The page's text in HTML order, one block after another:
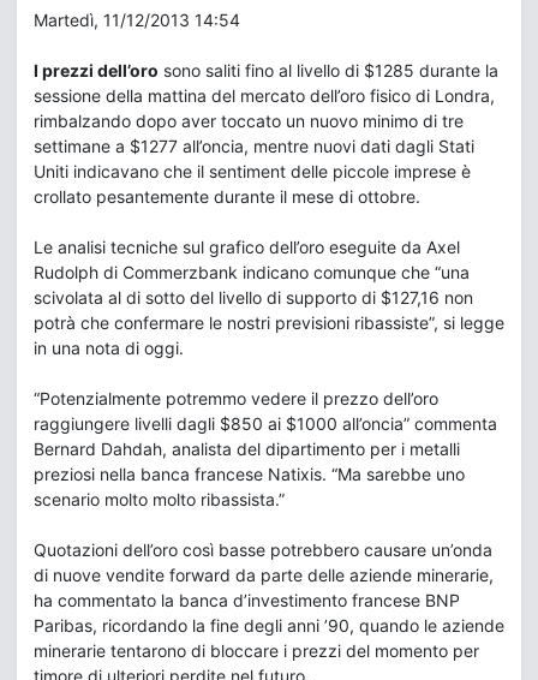
Martedì, 11/12/2013 14:54
I prezzi dell’oro sono saliti fino al livello di $1285 durante la
sessione della mattina del mercato dell’oro fisico di Londra,
rimbalzando dopo aver toccato un nuovo minimo di tre
settimane a $1277 all’oncia, mentre nuovi dati dagli Stati
Uniti indicavano che il sentiment delle piccole imprese è
crollato pesantemente durante il mese di ottobre.
Le analisi tecniche sul grafico dell’oro eseguite da Axel
Rudolph di Commerzbank indicano comunque che “una
scivolata al di sotto del livello di supporto di $127,16 non
potrà che confermare le nostri previsioni ribassiste”, si legge
in una nota di oggi.
“Potenzialmente potremmo vedere il prezzo dell’oro
raggiungere livelli dagli $850 ai $1000 all’oncia” commenta
Bernard Dahdah, analista del dipartimento per i metalli
preziosi nella banca francese Natixis. “Ma sarebbe uno
scenario molto molto ribassista.”
Quotazioni dell’oro così basse potrebbero causare un’onda
di nuove vendite forward da parte delle aziende minerarie,
ha commentato la banca d’investimento francese BNP
Paribas, ricordando la fine degli anni ’90, quando le aziende
minerarie tentarono di bloccare i prezzi del momento per
timore di ulteriori perdite nel futuro.